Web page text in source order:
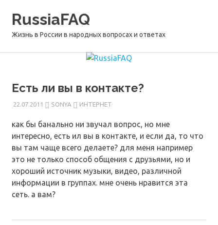
RussiaFAQ
Жизнь в России в народных вопросах и ответах
Есть ли вы в контакте?
22.07.2011 SONYA ИНТЕРНЕТ
как бы банально ни звучал вопрос, но мне
интересно, есть ил вы в контакте, и если да, то что
вы там чаще всего делаете? для меня например
это не только способ общения с друзьями, но и
хороший источник музыки, видео, различной
информации в группах. мне очень нравится эта
сеть. а вам?